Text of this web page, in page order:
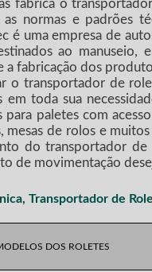
fabrica o
normas e padrões
é uma empresa de
ao manuseio,
a fabricação dos
o transportador de
em toda sua
para paletes com
mesas de rolos e
do transportador de
de movimentação
Transportador de
DOS ROLETES